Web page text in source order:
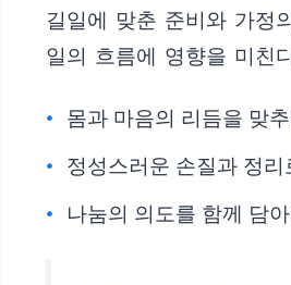
길일에 맞춘 준비와 가정
일의 흐름에 영향을 미친
몸과 마음의 리듬을 맞
정성스러운 손질과 정
나눔의 의도를 함께 담